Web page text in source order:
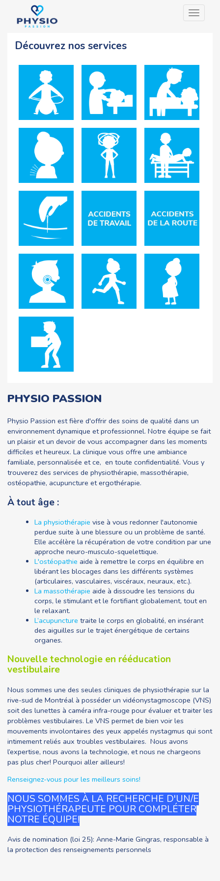
Toggle
Découvrez nos services
PHYSIO PASSION
Physio Passion est fière d'offrir des soins de qualité dans un
environnement dynamique et professionnel. Notre équipe se fait
un plaisir et un devoir de vous accompagner dans les moments
difficiles et heureux. La clinique vous offre une ambiance
familiale, personnalisée et ce, en toute confidentialité. Vous y
trouverez des services de physiothérapie, massothérapie,
ostéopathie, acupuncture et ergothérapie.
À tout âge :
La physiothérapie vise à vous redonner l'autonomie
perdue suite à une blessure ou un problème de santé.
Elle accélère la récupération de votre condition par une
approche neuro-musculo-squelettique.
L'ostéopathie aide à remettre le corps en équilibre en
libérant les blocages dans les différents systèmes
(articulaires, vasculaires, viscéraux, neuraux, etc.).
La massothérapie aide à dissoudre les tensions du
corps, le stimulant et le fortifiant globalement, tout en
le relaxant.
L’acupuncture traite le corps en globalité, en insérant
des aiguilles sur le trajet énergétique de certains
organes.
Nouvelle technologie en rééducation
vestibulaire
Nous sommes une des seules cliniques de physiothérapie sur la
rive-sud de Montréal à posséder un vidéonystagmoscope (VNS)
soit des lunettes à caméra infra-rouge pour évaluer et traiter les
problèmes vestibulaires. Le VNS permet de bien voir les
mouvements involontaires des yeux appelés nystagmus qui sont
intimement reliés aux troubles vestibulaires. Nous avons
l’expertise, nous avons la technologie, et nous ne chargeons
pas plus cher! Pourquoi aller ailleurs!
Renseignez-vous pour les meilleurs soins!
NOUS SOMMES À LA RECHERCHE D'UN/E
PHYSIOTHÉRAPEUTE POUR COMPLÉTER
NOTRE ÉQUIPE!
Avis de nomination (loi 25): Anne-Marie Gingras, responsable à
la protection des renseignements personnels